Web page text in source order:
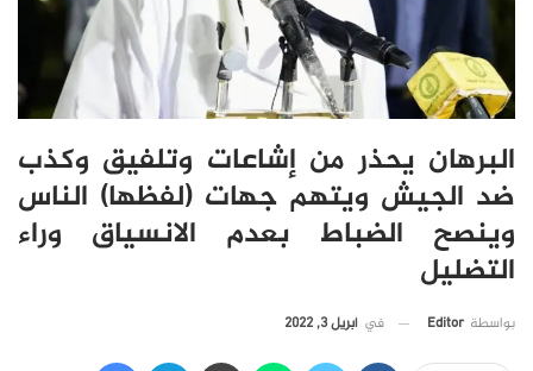
البرهان يحذر من إشاعات وتلفيق وكذب
ضد الجيش ويتهم جهات (لفظها) الناس
وينصح الضباط بعدم الانسياق وراء
التضليل
بواسطة Editor في أبريل 3, 2022